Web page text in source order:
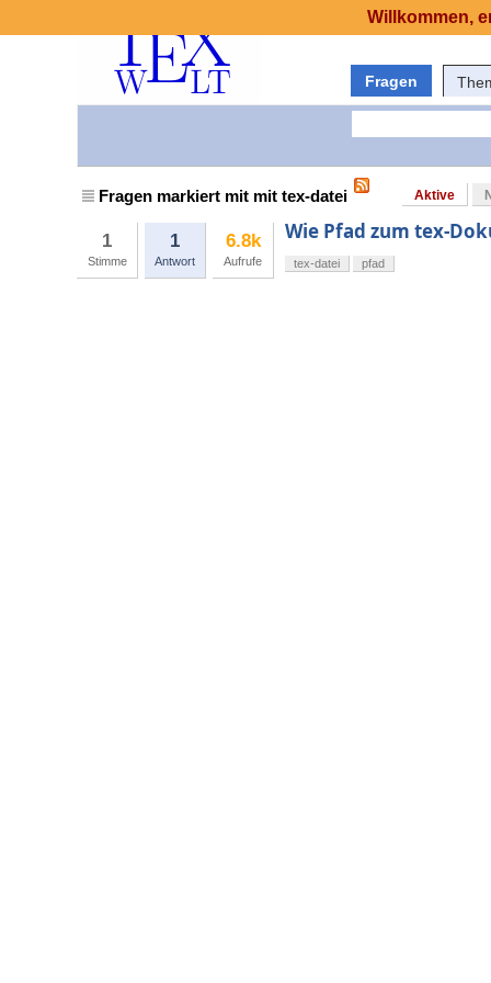
Fragen
Fragen markiert mit mit tex-datei Aktive
1
Stimme
1
Antwort
6.8k
Aufrufe
Wie Pfad zum tex-
tex-datei pfad
Willkommen,